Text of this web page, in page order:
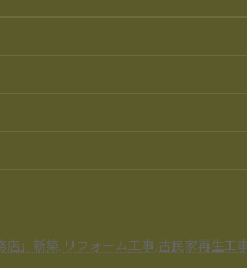
」新築,リフォーム工事,古民家再生工